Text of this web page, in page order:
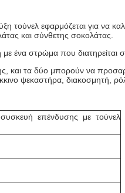
εφαρμόζεται για να
και σύνθετης σοκολάτας.
στρώμα που διατηρείται
και τα δύο μπορούν να
ψεκαστήρα, διακοσμητή,
επένδυσης με τούνελ